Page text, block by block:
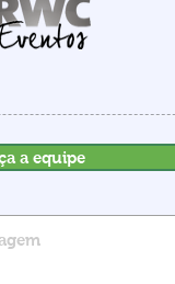
a equipe